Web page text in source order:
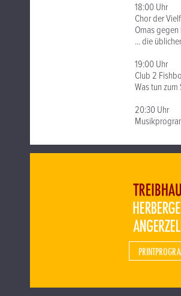
18:00 Uhr
Chor der
Omas gegen
... die
19:00 Uhr
Club 2
Was tun
20:30 Uhr